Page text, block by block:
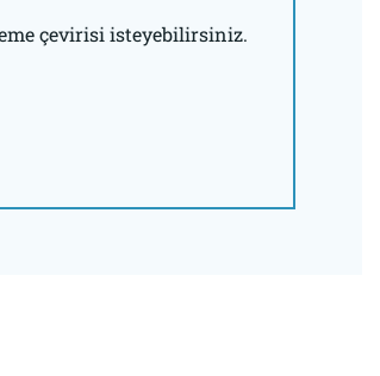
çevirisi isteyebilirsiniz.